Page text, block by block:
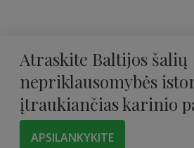
Atraskite Baltijos šalių
nepriklausomybės
įtraukiančias karinio
APSILANKYKITE